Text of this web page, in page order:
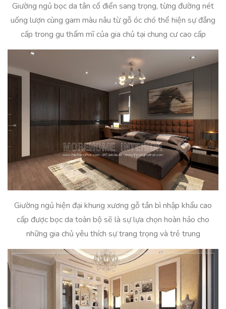
Giường ngủ bọc da tân cổ điển sang trọng, từng đường nét
uống lượn cùng gam màu nâu từ gỗ óc chó thể hiện sự đẳng
cấp trong gu thẩm mĩ của gia chủ tại chung cư cao cấp
Giường ngủ hiện đại khung xương gỗ tần bì nhập khẩu cao
cấp được bọc da toàn bộ sẽ là sự lựa chọn hoàn hảo cho
những gia chủ yêu thích sự trang trọng và trẻ trung